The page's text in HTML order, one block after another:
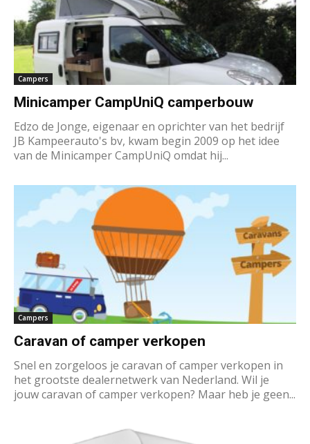
Campers
Minicamper CampUniQ camperbouw
Edzo de Jonge, eigenaar en oprichter van het bedrijf
JB Kampeerauto's bv, kwam begin 2009 op het idee
van de Minicamper CampUniQ omdat hij...
Campers
Caravan of camper verkopen
Snel en zorgeloos je caravan of camper verkopen in
het grootste dealernetwerk van Nederland. Wil je
jouw caravan of camper verkopen? Maar heb je geen...